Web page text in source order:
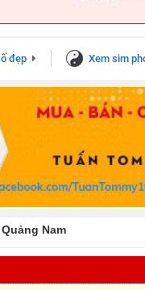
đẹp Xem sim
Quảng Nam